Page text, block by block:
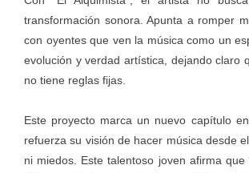
transformación sonora. Apunta a romper
con oyentes que ven la música como un
evolución y verdad artística, dejando claro
no tiene reglas fijas.
Este proyecto marca un nuevo capítulo
refuerza su visión de hacer música desde
ni miedos. Este talentoso joven afirma que